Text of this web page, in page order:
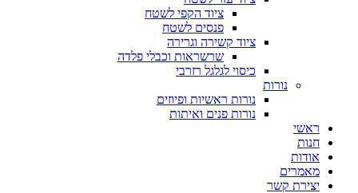
ציוד הקפי לשטח
פנסים לשטח
ציוד קשירה וגרירה
שרשראות וכבלי פלדה
כיסוי לגלגל רזרבי
נורות
נורות ראשיות ופיוזים
נורות פנים ואיתות
ראשי
חנות
אודות
מאמרים
יצירת קשר